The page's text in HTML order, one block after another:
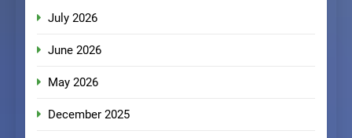
July 2026
June 2026
May 2026
December 2025